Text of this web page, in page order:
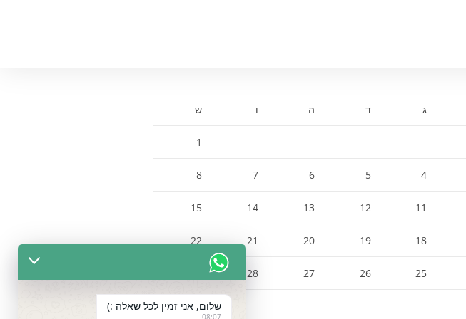
ג ד ה ו ש
1
4
5
6
7
8
11
12
13
14
15
18
19
20
21
22
25
26
27
28
שלום, אני זמין לכל שאלה :)
08:07